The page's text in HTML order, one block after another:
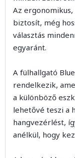
Az
biztosít, még
választás
egyaránt.
A fülhallgató
rendelkezik,
a különböző
lehetővé teszi a
hangvezérlést,
anélkül, hogy